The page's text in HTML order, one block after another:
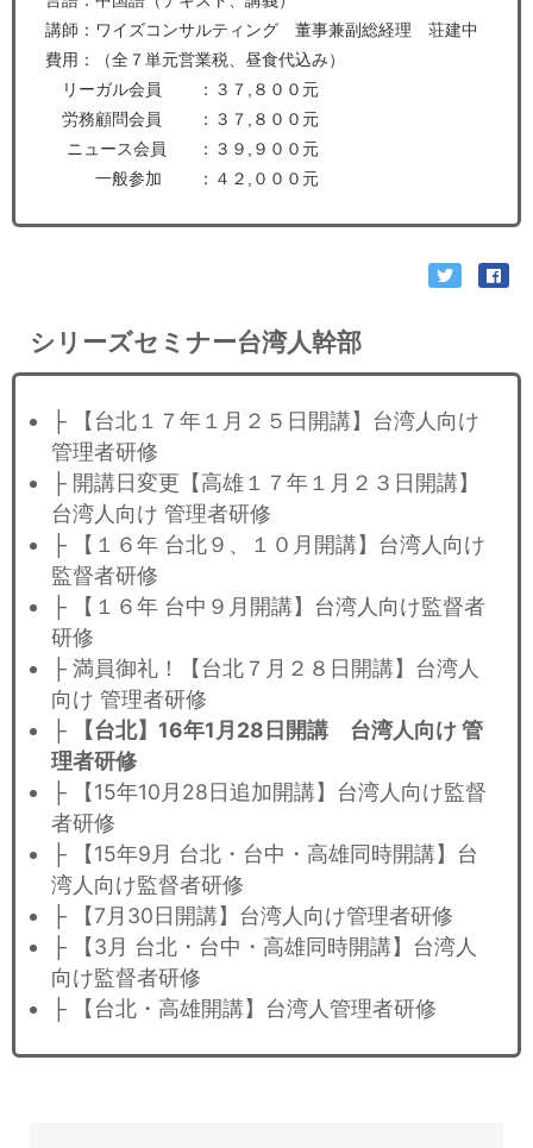
講師：ワイズコンサルティング 董事兼副総経理 荘建中
費用：（全７単元営業税、昼食代込み）
リーガル会員
：３７,８００元
労務顧問会員
：３７,８００元
ニュース会員
：３９,９００元
一般参加
：４２,０００元
シリーズセミナー台湾人幹部
├ 【台北１７年１月２５日開講】台湾人向け
管理者研修
├ 開講日変更【高雄１７年１月２３日開講】
台湾人向け 管理者研修
├ 【１６年 台北９、１０月開講】台湾人向け
監督者研修
├ 【１６年 台中９月開講】台湾人向け監督者
研修
├ 満員御礼！【台北７月２８日開講】台湾人
向け 管理者研修
├
【台北】16年1月28日開講 台湾人向け 管
理者研修
├ 【15年10月28日追加開講】台湾人向け監督
者研修
├ 【15年9月 台北・台中・高雄同時開講】台
湾人向け監督者研修
├ 【7月30日開講】台湾人向け管理者研修
├ 【3月 台北・台中・高雄同時開講】台湾人
向け監督者研修
├ 【台北・高雄開講】台湾人管理者研修